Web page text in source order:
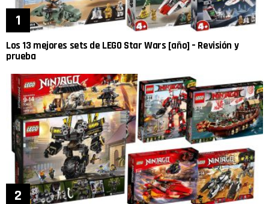
Los 13 mejores sets de LEGO Star Wars [año] – Revisión y
prueba